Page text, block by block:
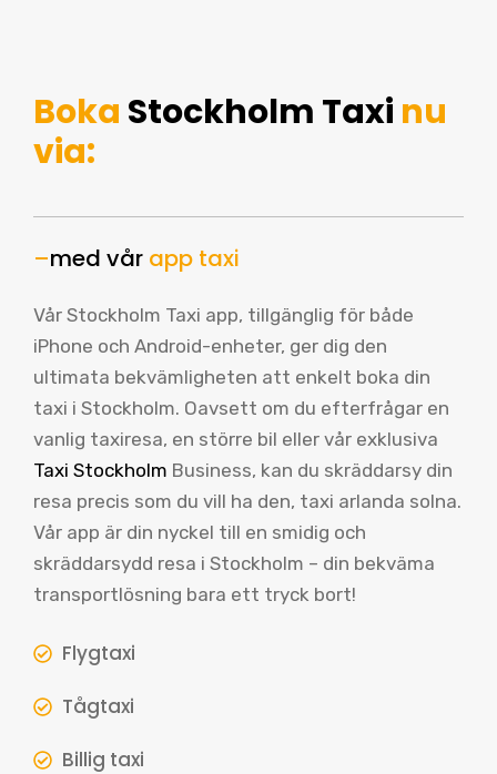
Boka Stockholm Taxi nu
via:
–med vår app taxi
Vår Stockholm Taxi app, tillgänglig för både
iPhone och Android-enheter, ger dig den
ultimata bekvämligheten att enkelt boka din
taxi i Stockholm. Oavsett om du efterfrågar en
vanlig taxiresa, en större bil eller vår exklusiva
Taxi Stockholm Business, kan du skräddarsy din
resa precis som du vill ha den, taxi arlanda solna.
Vår app är din nyckel till en smidig och
skräddarsydd resa i Stockholm – din bekväma
transportlösning bara ett tryck bort!
Flygtaxi
Tågtaxi
Billig taxi